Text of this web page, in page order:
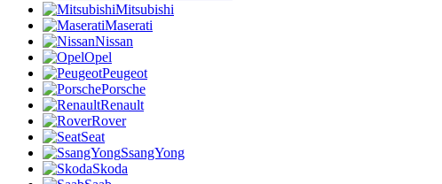
Mitsubishi
Maserati
Nissan
Opel
Peugeot
Porsche
Renault
Rover
Seat
SsangYong
Skoda